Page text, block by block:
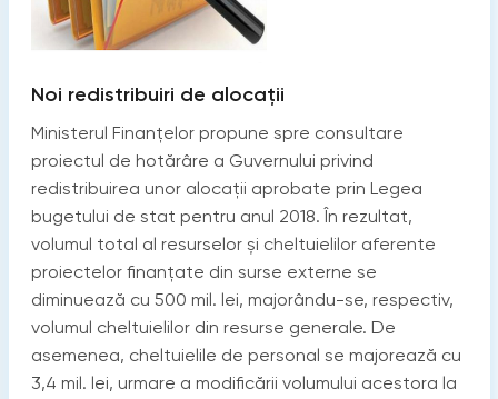
Noi redistribuiri de alocații
Ministerul Finanțelor propune spre consultare
proiectul de hotărâre a Guvernului privind
redistribuirea unor alocații aprobate prin Legea
bugetului de stat pentru anul 2018. În rezultat,
volumul total al resurselor și cheltuielilor aferente
proiectelor finanțate din surse externe se
diminuează cu 500 mil. lei, majorându-se, respectiv,
volumul cheltuielilor din resurse generale. De
asemenea, cheltuielile de personal se majorează cu
3,4 mil. lei, urmare a modificării volumului acestora la